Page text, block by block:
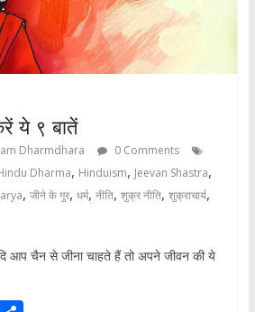
ये ९ बातें
Dharmdhara
0 Comments
Dharma, Hinduism, Jeevan Shastra,
, जीने के गुर, धर्म, नीति, शुक्र नीति, शुक्राचार्य,
आप चैन से जीना चाहते हैं तो अपने जीवन की ये